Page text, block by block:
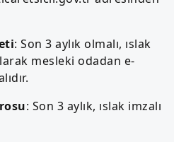
: Son 3 aylık olmalı, ıslak
mesleki odadan e-
: Son 3 aylık, ıslak imzalı